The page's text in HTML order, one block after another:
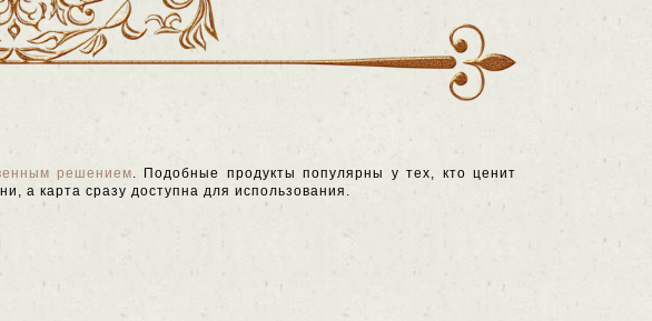
решением. Подобные продукты популярны у тех, кто ценит
а карта сразу доступна для использования.